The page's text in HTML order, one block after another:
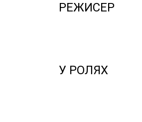
РЕЖИСЕР
У РОЛЯХ